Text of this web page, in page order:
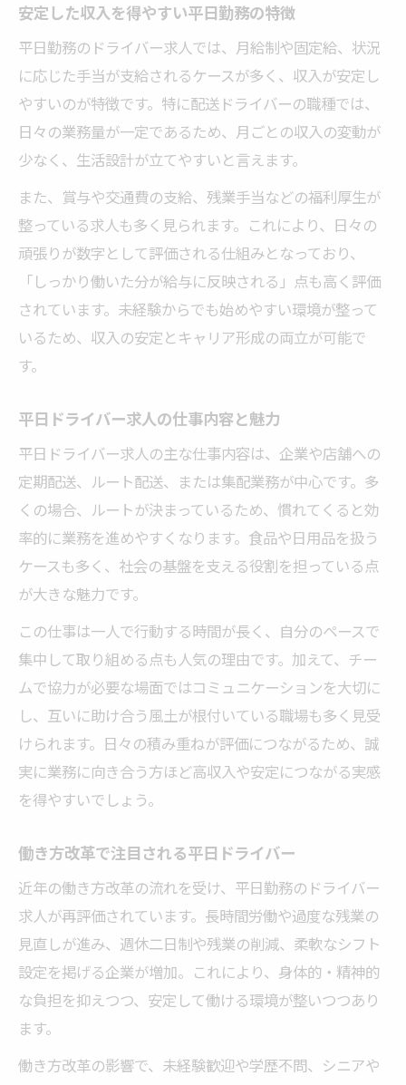
術
平日限定のドライバー求人活用術
平日限定ドライバー求人の探し方とコツ
求人サイトで平日ドライバー職を賢く探す
方法
平日ドライバー求人の応募タイミングを見
極める
平日勤務ドライバー求人の比較ポイント
希望条件に合う平日ドライバー求人の選び
方
未経験からでも安心の平日ドライバー募集情報
未経験歓迎の平日ドライバー求人が増加中
理由
未経験で挑戦しやすい平日ドライバーの条
平日ドライバー求人の研修やサポート体制
を解説
未経験者が平日ドライバーで収入アップを
目指すには
収入アップを目指す平日勤務のコツと実例
平日ドライバーで収入アップを狙う方法
資格取得で平日ドライバーの収入を伸ばす
実際に収入アップした平日ドライバーの事
例
平日勤務ドライバーの賢い働き方と工夫
平日ドライバー求人選びで収入を最大化す
安定した収入を得やすい平日勤務の特徴
平日勤務のドライバー求人では、月給制や固定給、状況
に応じた手当が支給されるケースが多く、収入が安定し
やすいのが特徴です。特に配送ドライバーの職種では、
日々の業務量が一定であるため、月ごとの収入の変動が
少なく、生活設計が立てやすいと言えます。
また、賞与や交通費の支給、残業手当などの福利厚生が
整っている求人も多く見られます。これにより、日々の
頑張りが数字として評価される仕組みとなっており、
「しっかり働いた分が給与に反映される」点も高く評価
されています。未経験からでも始めやすい環境が整って
いるため、収入の安定とキャリア形成の両立が可能で
す。
平日ドライバー求人の仕事内容と魅力
平日ドライバー求人の主な仕事内容は、企業や店舗への
定期配送、ルート配送、または集配業務が中心です。多
くの場合、ルートが決まっているため、慣れてくると効
率的に業務を進めやすくなります。食品や日用品を扱う
ケースも多く、社会の基盤を支える役割を担っている点
が大きな魅力です。
この仕事は一人で行動する時間が長く、自分のペースで
集中して取り組める点も人気の理由です。加えて、チー
ムで協力が必要な場面ではコミュニケーションを大切に
し、互いに助け合う風土が根付いている職場も多く見受
けられます。日々の積み重ねが評価につながるため、誠
実に業務に向き合う方ほど高収入や安定につながる実感
を得やすいでしょう。
働き方改革で注目される平日ドライバー
近年の働き方改革の流れを受け、平日勤務のドライバー
求人が再評価されています。長時間労働や過度な残業の
見直しが進み、週休二日制や残業の削減、柔軟なシフト
設定を掲げる企業が増加。これにより、身体的・精神的
な負担を抑えつつ、安定して働ける環境が整いつつあり
ます。
働き方改革の影響で、未経験歓迎や学歴不問、シニアや